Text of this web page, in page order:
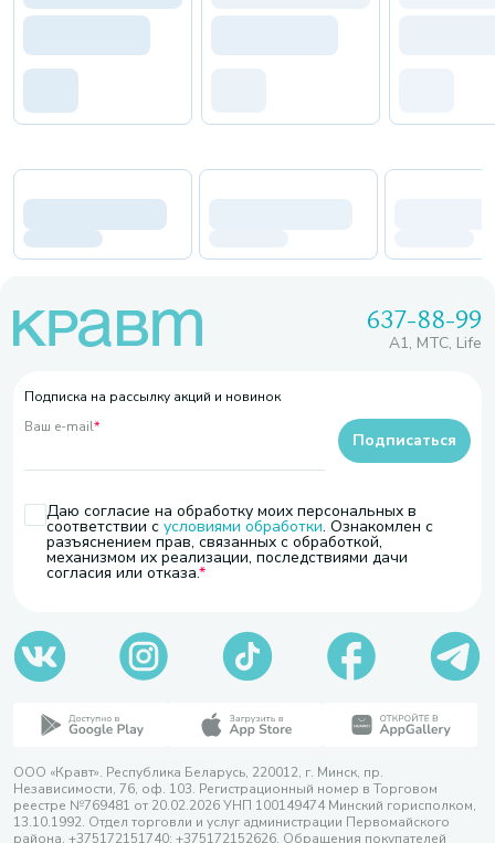
637-88-99
A1, МТС, Life
Подписка на рассылку акций и новинок
Ваш e-mail*
Даю согласие на обработку моих персональных в
соответствии с условиями обработки. Ознакомлен с
разъяснением прав, связанных с обработкой,
механизмом их реализации, последствиями дачи
согласия или отказа.
Подписаться
ООО «Кравт». Республика Беларусь, 220012, г. Минск, пр.
Независимости, 76, оф. 103. Регистрационный номер в Торговом
реестре №769481 от 20.02.2026 УНП 100149474 Минский горисполком,
13.10.1992. Отдел торговли и услуг администрации Первомайского
района, +375172151740; +375172152626. Обращения покупателей